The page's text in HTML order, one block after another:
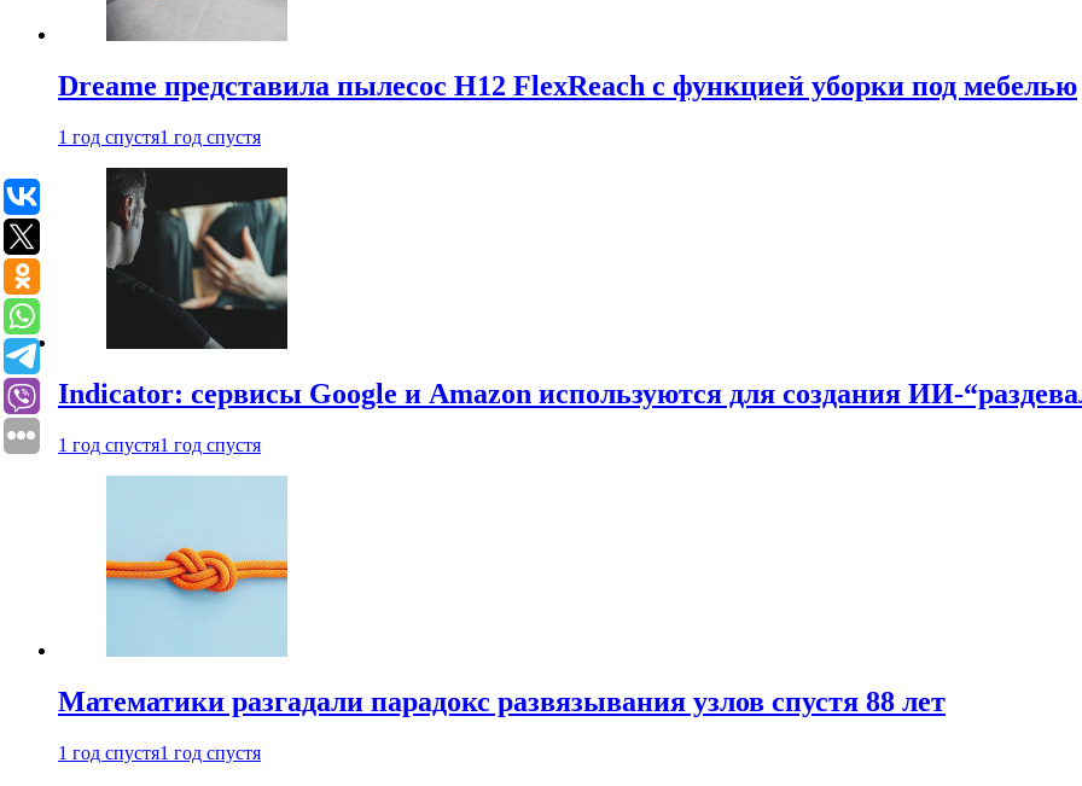
Dreame представила пылесос H12 FlexReach с функцией уборки под мебелью
1 год спустя1 год спустя
Indicator: сервисы Google и Amazon используются для создания ИИ-
1 год спустя1 год спустя
Математики разгадали парадокс развязывания узлов спустя 88 лет
1 год спустя1 год спустя